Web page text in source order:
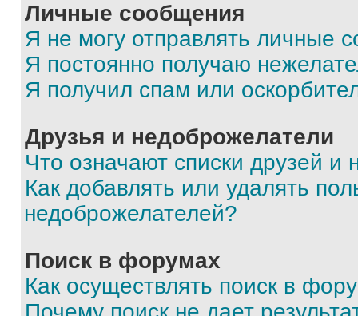
Личные сообщения
Я не могу отправлять личные
Я постоянно получаю
Я получил спам или
Друзья и недоброжелатели
Что означают списки друзей и
Как добавлять или удалять
недоброжелателей?
Поиск в форумах
Как осуществлять поиск в